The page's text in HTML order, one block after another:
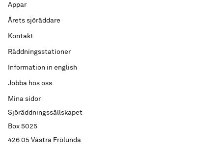
Sjöräddningssällskapet
Box 5025
426 05 Västra Frölunda
Appar
Årets sjöräddare
Kontakt
Räddningsstationer
Information in english
Jobba hos oss
Mina sidor